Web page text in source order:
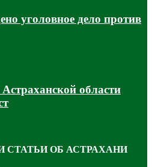
уголовное дело против
области
СТАТЬИ ОБ АСТРАХАНИ